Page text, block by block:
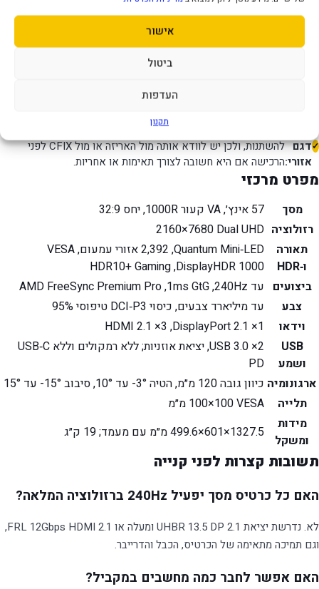
אישור
ביטול
העדפות
תקנון
משקל:
19 ק״ג עם המעמד ו‑15.4 ק״ג בלעדיו. זרוע חלופית חייבת להתאים
נדרשים רמקולים/אוזניות חיצוניים; אין טעינה דרך
דגם
אזורי:
G95NC הוא דגם הסדרה. הסיומת האזורית המלאה עשויה
להשתנות, ולכן יש לוודא אותה מול האריזה או מול CFIX לפני
הרכישה אם היא חשובה לצורך תאימות או אחריות.
מפרט מרכזי
מסך
57 אינץ׳, VA קעור 1000R, יחס 32:9
רזולוציה Dual UHD ‏7680×2160
תאורה
ו‑HDR
Quantum Mini‑LED, ‏2,392 אזורי עמעום, VESA
DisplayHDR 1000, ‏HDR10+ Gaming
ביצועים עד 240Hz, ‏1ms GtG, ‏AMD FreeSync Premium Pro
צבע
עד מיליארד צבעים, כיסוי DCI‑P3 טיפוסי 95%
וידאו
DisplayPort 2.1 ×1, ‏HDMI 2.1 ×3
USB
ושמע
USB 3.0 ×2, יציאת אוזניות; ללא רמקולים וללא USB‑C
PD
ארגונומיה כיוון גובה 120 מ״מ, הטיה ‎-3° עד 10°, סיבוב ‎-15° עד 15°
תלייה
VESA ‏100×100 מ״מ
מידות
ומשקל
1327.5×601×499.6 מ״מ עם מעמד; 19 ק״ג
תשובות קצרות לפני קנייה
האם כל כרטיס מסך יפעיל 240Hz ברזולוציה המלאה?
לא. נדרשת יציאת DP 2.1 ‏UHBR 13.5 ומעלה או HDMI 2.1 ‏FRL 12Gbps,
וגם תמיכה מתאימה של הכרטיס, הכבל והדרייבר.
האם אפשר לחבר כמה מחשבים במקביל?